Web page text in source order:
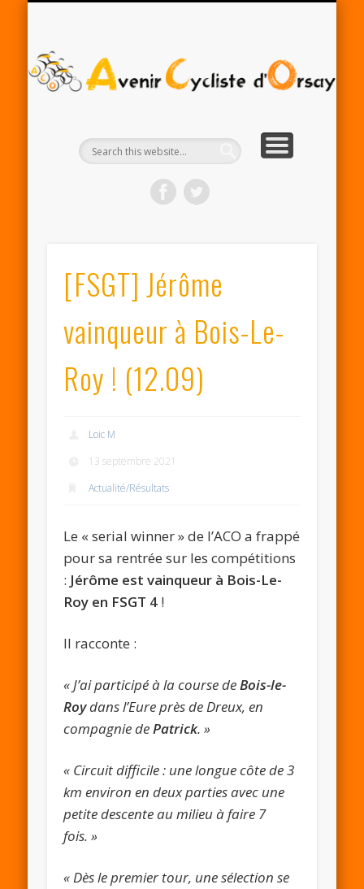
[FSGT] Jérôme
vainqueur à Bois-Le-
Roy ! (12.09)
Loic M
13 septembre 2021
Actualité/Résultats
Le « serial winner » de l’ACO a frappé
pour sa rentrée sur les compétitions
: Jérôme est vainqueur à Bois-Le-
Roy en FSGT 4 !
Il racconte :
« J’ai participé à la course deBois-le-
Roydans l’Eure près de Dreux, en
compagnie dePatrick. »
« Circuit difficile : une longue côte de 3
km environ en deux parties avec une
petite descente au milieu à faire 7
fois. »
« Dès le premier tour, une sélection se